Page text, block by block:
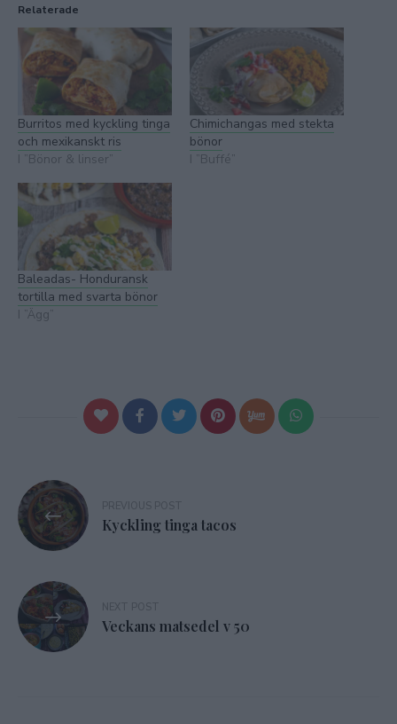
Relaterade
Burritos med kyckling tinga
och mexikanskt ris
I ”Bönor & linser”
Chimichangas med stekta
bönor
I ”Buffé”
Baleadas- Honduransk
tortilla med svarta bönor
I ”Ägg”
Inläggsnavigering
Kyckling tinga tacos
Veckans matsedel v 50